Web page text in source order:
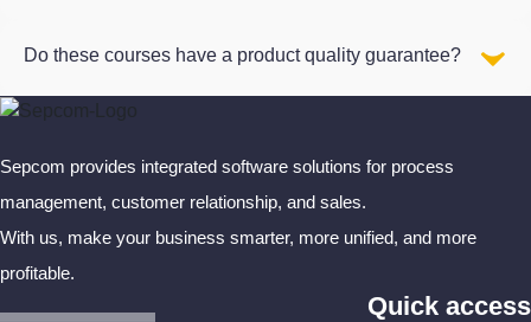
Do these courses have a product quality guarantee?
Sepcom provides integrated software solutions for process
management, customer relationship, and sales.
With us, make your business smarter, more unified, and more
profitable.
Quick access